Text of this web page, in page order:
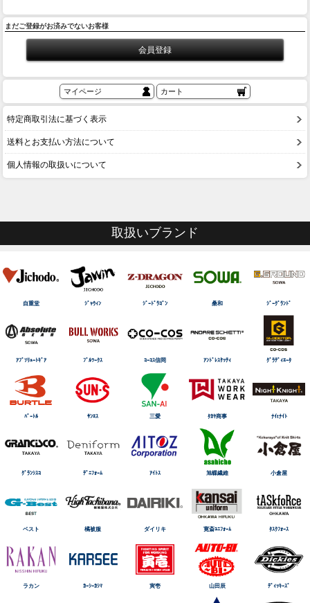
まだご登録がお済みでないお客様
マイページ カート
特定商取引法に基づく表示
送料とお支払い方法について
個人情報の取扱いについて
取扱いブランド
自重堂 ｼﾞｬｳｨﾝ ｼﾞｰﾄﾞﾗｺﾞﾝ 桑和 ｼﾞｰｸﾞﾗﾝﾄﾞ
ｱﾌﾞｿﾘｭｰﾄｷﾞｱ ﾌﾞﾙﾜｰｸｽ ｺｰｺｽ信岡 ｱﾝﾄﾞﾚｽｹｯﾃｨ ｸﾞﾗﾃﾞｨｴｰﾀ
ﾊﾞｰﾄﾙ ｻﾝｴｽ 三愛 ﾀｶﾔ商事 ﾅｲtﾅｲﾄ
ｸﾞﾗﾝｼｽｺ ﾃﾞﾆﾌｫｰﾑ ｱｲﾄｽ 旭蝶繊維 小倉屋
ベスト 橘被服 ダイリキ 寛斎ﾕﾆﾌｫｰﾑ ﾀｽｸﾌｫｰｽ
ラカン ｶｰｼｰｶｼﾏ 寅壱 山田辰 ﾃﾞｨｯｷｰｽﾞ